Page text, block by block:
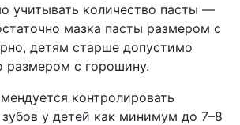
учитывать количество пасты —
мазка пасты размером с
детям старше допустимо
размером с горошину.
контролировать
у детей как минимум до 7–8